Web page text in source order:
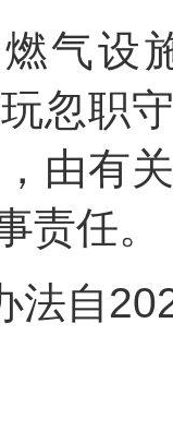
气设
忽职
由有
责任。
法自